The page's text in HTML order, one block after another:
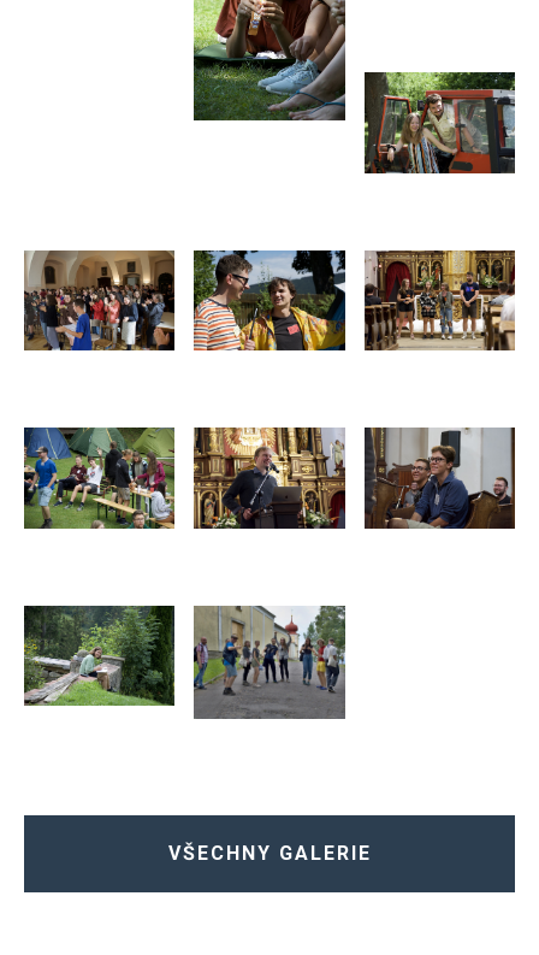
VŠECHNY GALERIE